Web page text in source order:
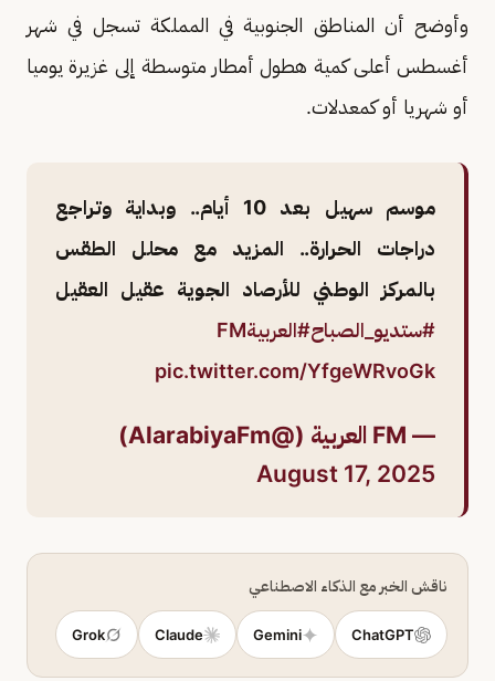
وأوضح أن المناطق الجنوبية في المملكة تسجل في شهر
أغسطس أعلى كمية هطول أمطار متوسطة إلى غزيرة يوميا
أو شهريا أو كمعدلات.
موسم سهيل بعد 10 أيام.. وبداية وتراجع
دراجات الحرارة.. المزيد مع محلل الطقس
بالمركز الوطني للأرصاد الجوية عقيل العقيل
#ستديو_الصباح#العربيةFM
pic.twitter.com/YfgeWRvoGk
— FM العربية (@AlarabiyaFm)
August 17, 2025
ناقش الخبر مع الذكاء الاصطناعي
ChatGPT
Gemini
Claude
Grok